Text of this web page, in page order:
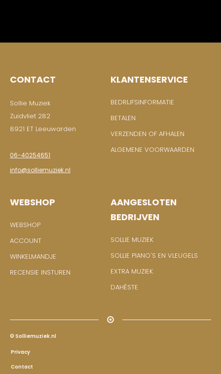
CONTACT
Sollie Muziek
Zuidvliet 282
8921 ET Leeuwarden
06-40254651
info@solliemuziek.nl
KLANTENSERVICE
BEDRIJFSINFORMATIE
BETALEN
VERZENDEN OF AFHALEN
ALGEMENE VOORWAARDEN
WEBSHOP
WEBSHOP
ACCOUNT
WINKELMANDJE
RECENSIE INSTUREN
AANGESLOTEN
BEDRIJVEN
SOLLIE MUZIEK
SOLLIE PIANO'S EN VLEUGELS
EXTRA MUZIEK
DAHÈSTE
© Solliemuziek.nl
Privacy
Contact